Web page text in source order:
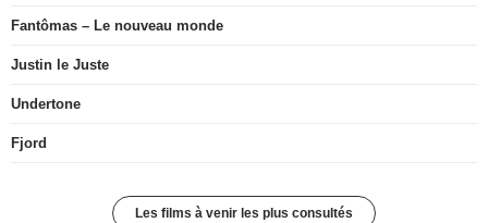
Fantômas – Le nouveau monde
Justin le Juste
Undertone
Fjord
Les films à venir les plus consultés